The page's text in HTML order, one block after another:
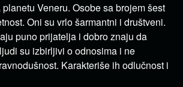
Veneru. Osobe sa brojem šest
Oni su vrlo šarmantni i društveni.
puno prijatelja i dobro znaju da
su izbirljivi o odnosima i ne
Karakteriše ih odlučnost i